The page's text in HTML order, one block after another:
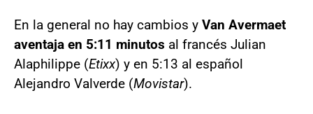
En la general no hay cambios y Van Avermaet
aventaja en 5:11 minutos al francés Julian
Alaphilippe (Etixx) y en 5:13 al español
Alejandro Valverde (Movistar).